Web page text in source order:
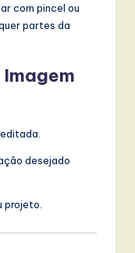
com pincel ou
partes da
desejado
projeto.